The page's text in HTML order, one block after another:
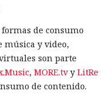
de consumo
música y video,
son parte
, MORE.tvy LitRe
de contenido.